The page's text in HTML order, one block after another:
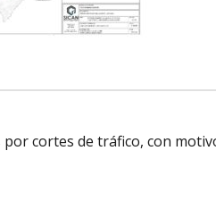
por cortes de tráfico, con